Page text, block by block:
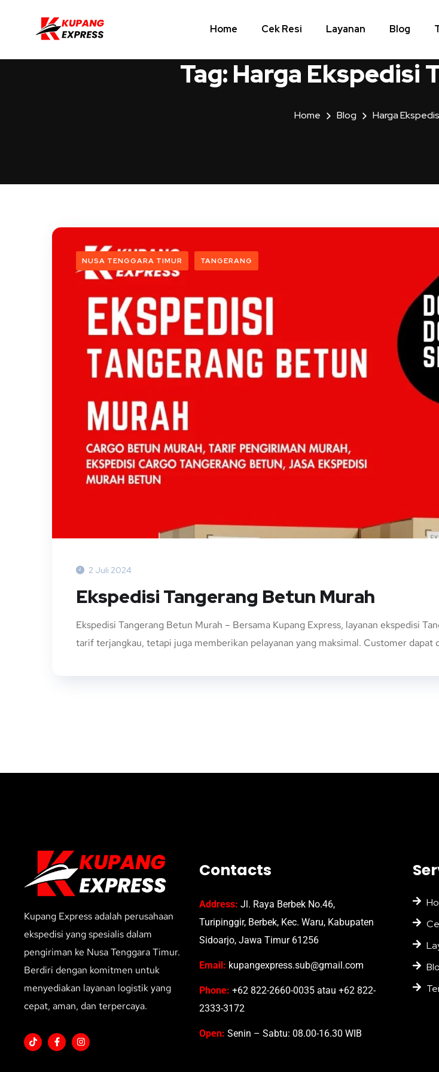
Home Cek Resi Layanan Blog
Tag: Harga Ekspedisi
Home Blog Harga
NUSA TENGGARA TIMUR TANGERANG
2 Juli 2024
Ekspedisi Tangerang Betun Murah
Ekspedisi Tangerang Betun Murah – Bersama Kupang Express, layanan ekspedisi
tarif terjangkau, tetapi juga memberikan pelayanan yang maksimal. Customer dapat
Kupang Express adalah perusahaan
ekspedisi yang spesialis dalam
pengiriman ke Nusa Tenggara Timur.
Berdiri dengan komitmen untuk
menyediakan layanan logistik yang
cepat, aman, dan terpercaya.
Contacts
Address: Jl. Raya Berbek No.46,
Turipinggir, Berbek, Kec. Waru, Kabupaten
Sidoarjo, Jawa Timur 61256
Email: kupangexpress.sub@gmail.com
Phone: +62 822-2660-0035 atau +62 822-
2333-3172
Open: Senin – Sabtu: 08.00-16.30 WIB